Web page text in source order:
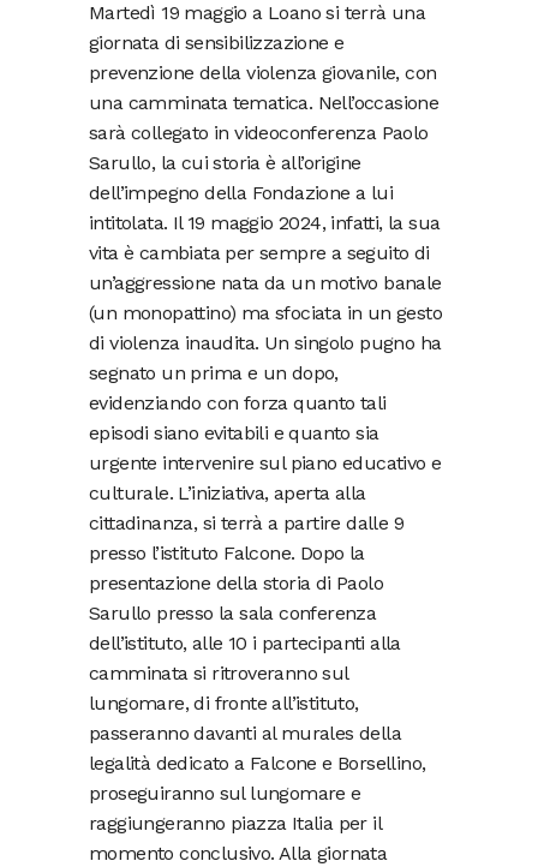
Martedì 19 maggio a Loano si terrà una
giornata di sensibilizzazione e
prevenzione della violenza giovanile, con
una camminata tematica. Nell’occasione
sarà collegato in videoconferenza Paolo
Sarullo, la cui storia è all’origine
dell’impegno della Fondazione a lui
intitolata. Il 19 maggio 2024, infatti, la sua
vita è cambiata per sempre a seguito di
un’aggressione nata da un motivo banale
(un monopattino) ma sfociata in un gesto
di violenza inaudita. Un singolo pugno ha
segnato un prima e un dopo,
evidenziando con forza quanto tali
episodi siano evitabili e quanto sia
urgente intervenire sul piano educativo e
culturale. L’iniziativa, aperta alla
cittadinanza, si terrà a partire dalle 9
presso l’istituto Falcone. Dopo la
presentazione della storia di Paolo
Sarullo presso la sala conferenza
dell’istituto, alle 10 i partecipanti alla
camminata si ritroveranno sul
lungomare, di fronte all’istituto,
passeranno davanti al murales della
legalità dedicato a Falcone e Borsellino,
proseguiranno sul lungomare e
raggiungeranno piazza Italia per il
momento conclusivo. Alla giornata